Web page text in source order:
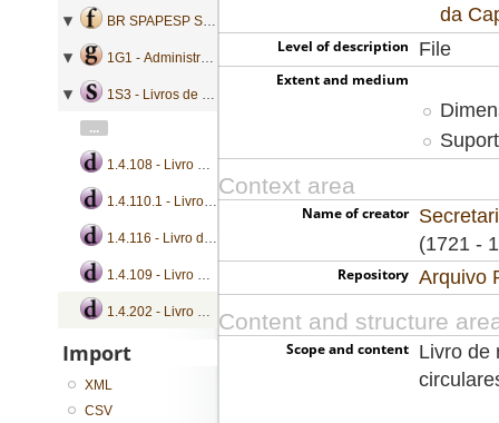
da
Level of description File
Extent and medium
Context area
Name of creator
(1721 -
Repository Arquivo
Content and structure
Scope and content
Livro de
BR SPAPESP SEGOVC - Secretaria de Governo da Capitania de São Paulo
1G1 - Administração geral
1S3 - Livros de registro de ordens
...
1.4.108 - Livro de registro de bandos e portarias
1.4.110.1 - Livro de registro de bandos e portarias
1.4.116 - Livro de registro de ofícios e portarias
1.4.109 - Livro de registro de bandos e portarias
1.4.202 - Livro de registro de bandos, circulares, ofícios e portarias
Import
XML
CSV